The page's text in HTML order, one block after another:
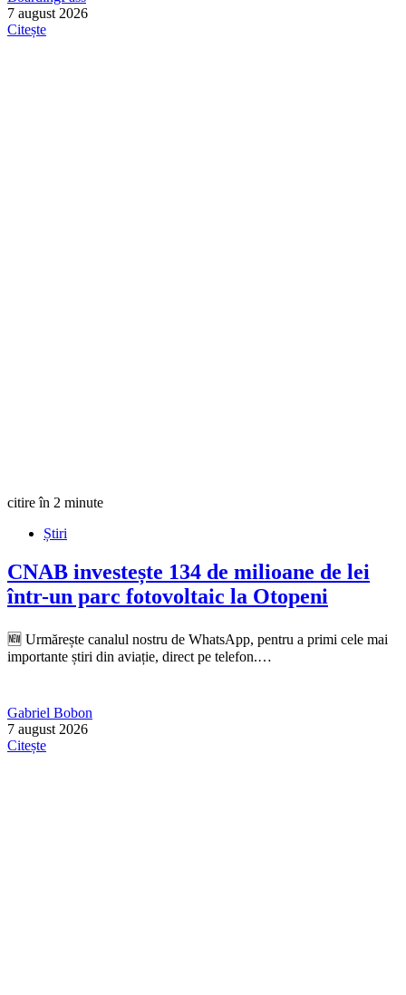
7 august 2026
Citește
citire în 2 minute
Știri
CNAB investește 134 de milioane de lei
într-un parc fotovoltaic la Otopeni
🆕 Urmărește canalul nostru de WhatsApp, pentru a primi cele mai
importante știri din aviație, direct pe telefon.…
Gabriel Bobon
7 august 2026
Citește